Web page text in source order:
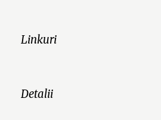
Linkuri
Detalii